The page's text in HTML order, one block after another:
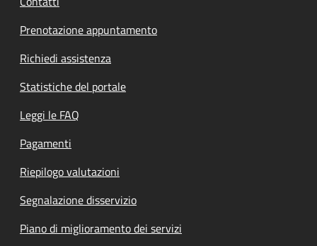
Prenotazione appuntamento
Richiedi assistenza
Statistiche del portale
Leggi le FAQ
Pagamenti
Riepilogo valutazioni
Segnalazione disservizio
Piano di miglioramento dei servizi